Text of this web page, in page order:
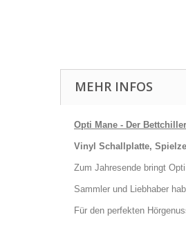
MEHR INFOS
Opti Mane - Der Bettchiller
Vinyl Schallplatte,
Zum Jahresende bringt
Sammler und Liebhaber
Für den perfekten